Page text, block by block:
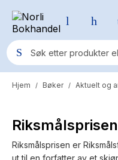
Populære søk
Fury Bound - Sable
Hjem / Bøker / Aktuelt og
Riksmålsprisen er
ut til en forfatter av et